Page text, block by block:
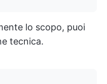
lo scopo, puoi
tecnica.